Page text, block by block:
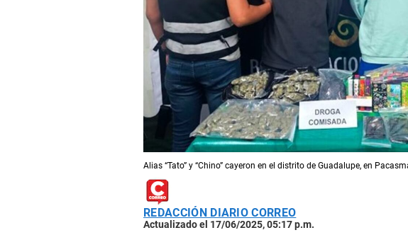
Alias “Tato” y “Chino” cayeron en el distrito de Guadalupe, en
REDACCIÓN DIARIO CORREO
Actualizado el 17/06/2025, 05:17 p.m.